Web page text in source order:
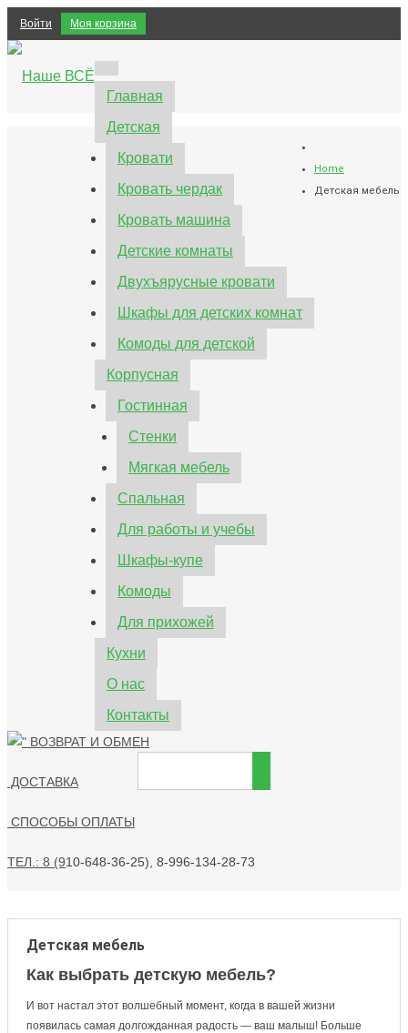
Моя корзина
Войти
Главная
Детская
Кровати
Кровать чердак
Кровать машина
Детские комнаты
Двухъярусные кровати
Шкафы для детских комнат
Комоды для детской
Корпусная
Гостинная
Стенки
Мягкая мебель
Спальная
Для работы и учебы
Шкафы-купе
Комоды
Для прихожей
Кухни
О нас
Контакты
ВОЗВРАТ И ОБМЕН
ДОСТАВКА
СПОСОБЫ ОПЛАТЫ
ТЕЛ.: 8 (910-648-36-25), 8-996-134-28-73
Home
Детская мебель
Детская мебель
Как выбрать детскую мебель?
И вот настал этот волшебный момент, когда в вашей жизни
появилась самая долгожданная радость — ваш малыш! Больше